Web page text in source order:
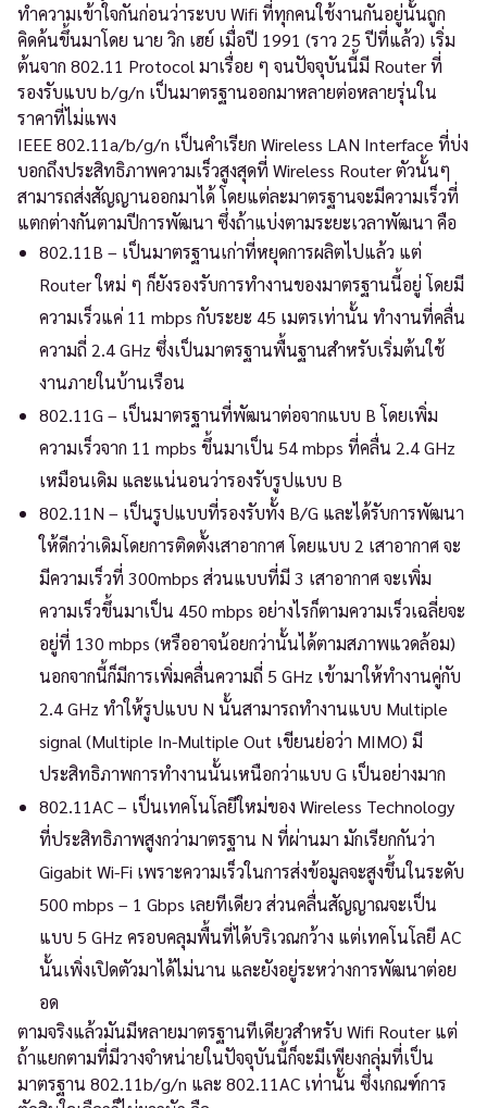
ทำความเข้าใจกันก่อนว่าระบบ Wifi ที่ทุกคนใช้งานกันอยู่นั้นถูก
คิดค้นขึ้นมาโดย นาย วิก เฮย์ เมื่อปี 1991 (ราว 25 ปีที่แล้ว) เริ่ม
ต้นจาก 802.11 Protocol มาเรื่อย ๆ จนปัจจุบันนี้มี Router ที่
รองรับแบบ b/g/n เป็นมาตรฐานออกมาหลายต่อหลายรุ่นใน
ราคาที่ไม่แพง
IEEE 802.11a/b/g/n เป็นคำเรียก Wireless LAN Interface ที่บ่ง
บอกถึงประสิทธิภาพความเร็วสูงสุดที่ Wireless Router ตัวนั้นๆ
สามารถส่งสัญญานออกมาได้ โดยแต่ละมาตรฐานจะมีความเร็วที่
แตกต่างกันตามปีการพัฒนา ซึ่งถ้าแบ่งตามระยะเวลาพัฒนา คือ
802.11B – เป็นมาตรฐานเก่าที่หยุดการผลิตไปแล้ว แต่
Router ใหม่ ๆ ก็ยังรองรับการทำงานของมาตรฐานนี้อยู่ โดยมี
ความเร็วแค่ 11 mbps กับระยะ 45 เมตรเท่านั้น ทำงานที่คลื่น
ความถี่ 2.4 GHz ซึ่งเป็นมาตรฐานพื้นฐานสำหรับเริ่มต้นใช้
งานภายในบ้านเรือน
802.11G – เป็นมาตรฐานที่พัฒนาต่อจากแบบ B โดยเพิ่ม
ความเร็วจาก 11 mpbs ขึ้นมาเป็น 54 mbps ที่คลื่น 2.4 GHz
เหมือนเดิม และแน่นอนว่ารองรับรูปแบบ B
802.11N – เป็นรูปแบบที่รองรับทั้ง B/G และได้รับการพัฒนา
ให้ดีกว่าเดิมโดยการติดตั้งเสาอากาศ โดยแบบ 2 เสาอากาศ จะ
มีความเร็วที่ 300mbps ส่วนแบบที่มี 3 เสาอากาศ จะเพิ่ม
ความเร็วขึ้นมาเป็น 450 mbps อย่างไรก็ตามความเร็วเฉลี่ยจะ
อยู่ที่ 130 mbps (หรืออาจน้อยกว่านั้นได้ตามสภาพแวดล้อม)
นอกจากนี้ก็มีการเพิ่มคลื่นความถี่ 5 GHz เข้ามาให้ทำงานคู่กับ
2.4 GHz ทำให้รูปแบบ N นั้นสามารถทำงานแบบ Multiple
signal (Multiple In-Multiple Out เขียนย่อว่า MIMO) มี
ประสิทธิภาพการทำงานนั้นเหนือกว่าแบบ G เป็นอย่างมาก
802.11AC – เป็นเทคโนโลยีใหม่ของ Wireless Technology
ที่ประสิทธิภาพสูงกว่ามาตรฐาน N ที่ผ่านมา มักเรียกกันว่า
Gigabit Wi-Fi เพราะความเร็วในการส่งข้อมูลจะสูงขึ้นในระดับ
500 mbps – 1 Gbps เลยทีเดียว ส่วนคลื่นสัญญาณจะเป็น
แบบ 5 GHz ครอบคลุมพื้นที่ได้บริเวณกว้าง แต่เทคโนโลยี AC
นั้นเพิ่งเปิดตัวมาได้ไม่นาน และยังอยู่ระหว่างการพัฒนาต่อย
อด
ตามจริงแล้วมันมีหลายมาตรฐานทีเดียวสำหรับ Wifi Router แต่
ถ้าแยกตามที่มีวางจำหน่ายในปัจจุบันนี้ก็จะมีเพียงกลุ่มที่เป็น
มาตรฐาน 802.11b/g/n และ 802.11AC เท่านั้น ซึ่งเกณฑ์การ